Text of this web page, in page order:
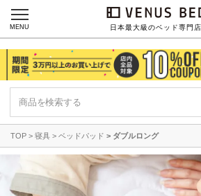
日本最大級のベッド専門店
MENU
TOP 寝具 ベッドパッド ダブルロング